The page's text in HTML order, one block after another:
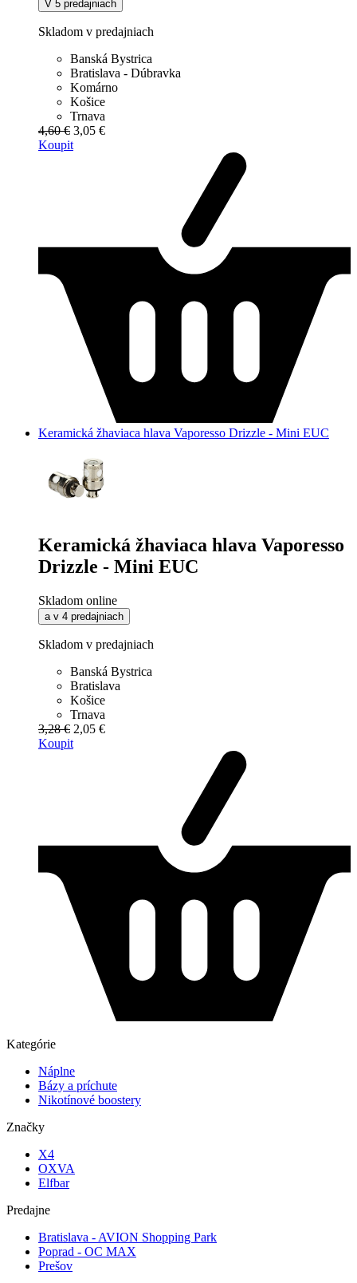
V 5 predajniach
Skladom v predajniach
Banská Bystrica
Bratislava - Dúbravka
Komárno
Košice
Trnava
4,60 € 3,05 €
Koupit
Keramická žhaviaca hlava Vaporesso Drizzle - Mini EUC
Keramická žhaviaca hlava Vaporesso
Drizzle - Mini EUC
Skladom online
a v 4 predajniach
Skladom v predajniach
Banská Bystrica
Bratislava
Košice
Trnava
3,28 € 2,05 €
Koupit
Kategórie
Náplne
Bázy a príchute
Nikotínové boostery
Značky
X4
OXVA
Elfbar
Predajne
Bratislava - AVION Shopping Park
Poprad - OC MAX
Prešov